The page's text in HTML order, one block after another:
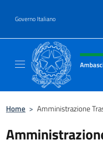
Governo Italiano
Intestazione
Home > Amministrazione